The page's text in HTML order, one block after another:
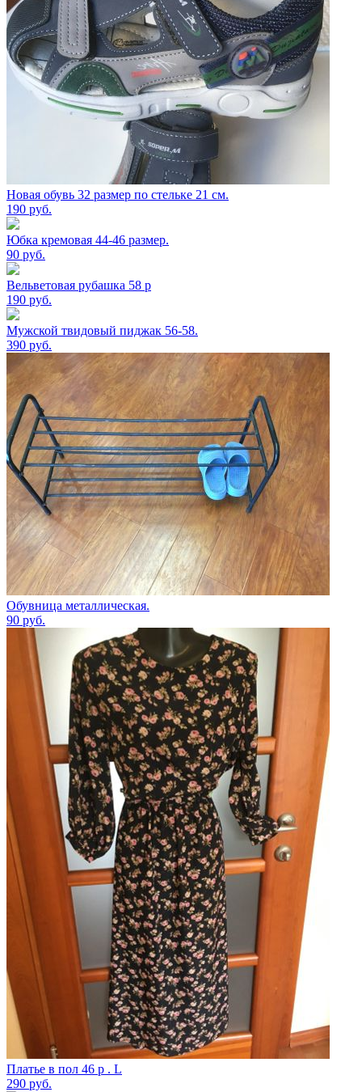
Новая обувь 32 размер по стельке 21 см.
190 руб.
Юбка кремовая 44-46 размер.
90 руб.
Вельветовая рубашка 58 р
190 руб.
Мужской твидовый пиджак 56-58.
390 руб.
Обувница металлическая.
90 руб.
Платье в пол 46 р . L
290 руб.